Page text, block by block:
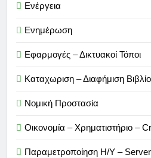
Ενέργεια
Ενημέρωση
Εφαρμογές – Δικτυακοί Τόποι
Καταχωριση – Διαφήμιση
Νομική Προστασία
Οικονομία – Χρηματιστήριο –
Παραμετροποίηση Η/Υ –